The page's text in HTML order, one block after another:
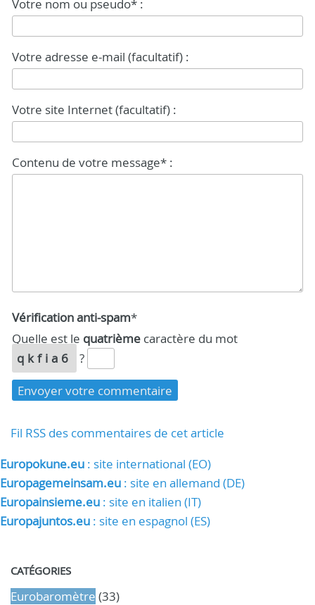
Votre nom ou pseudo* :
Votre adresse e-mail (facultatif) :
Votre site Internet (facultatif) :
Contenu de votre message* :
Vérification anti-spam*
Quelle est le quatrième caractère du mot
qkfia6
?
Fil RSS des commentaires de cet article
Europokune.eu : site international (EO)
Europagemeinsam.eu : site en allemand (DE)
Europainsieme.eu : site en italien (IT)
Europajuntos.eu : site en espagnol (ES)
CATÉGORIES
Eurobaromètre (33)